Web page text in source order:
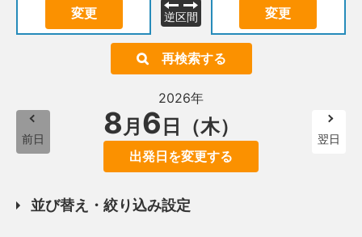
変更 逆区間 変更
再検索する
前日
2026年
8月 6 日（木）
出発日を変更する
翌日
並び替え・絞り込み設定